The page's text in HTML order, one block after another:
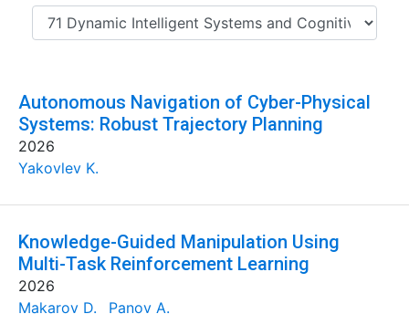
Autonomous Navigation of Cyber-Physical
Systems: Robust Trajectory Planning
2026
Yakovlev K.
Knowledge-Guided Manipulation Using
Multi-Task Reinforcement Learning
2026
Makarov D.
Panov A.